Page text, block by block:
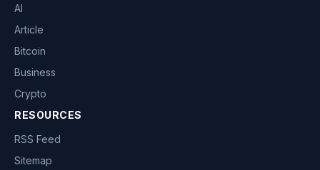
AI
Article
Bitcoin
Business
Crypto
RESOURCES
RSS Feed
Sitemap